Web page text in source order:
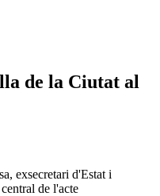
de la Ciutat al
exsecretari d'Estat i
de l'acte